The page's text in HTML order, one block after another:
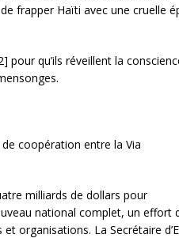
frapper Haïti avec une cruelle
pour qu’ils réveillent la
coopération entre la Via
milliards de dollars pour
national complet, un effort
organisations. La Secrétaire